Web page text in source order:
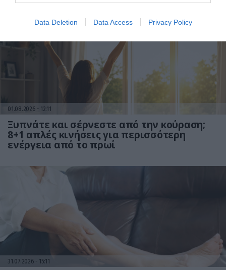
Data Deletion Data Access Privacy Policy
01.08.2026 12:11
Ξυπνάτε και σέρνεστε από την κούραση;
8+1 απλές κινήσεις για περισσότερη
ενέργεια από το πρωί
31.07.2026 15:11